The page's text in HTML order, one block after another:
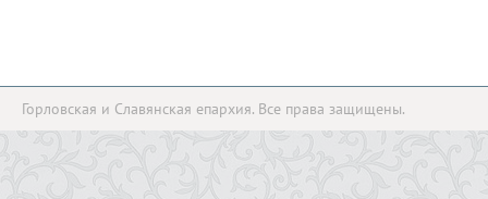
Горловская и Славянская епархия. Все права защищены.